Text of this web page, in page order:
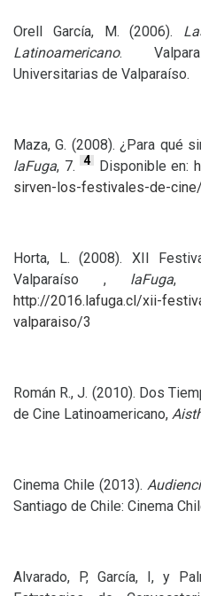
Orell García, M. (2006).
Latinoamericano.
Universitarias de Valparaíso.
Maza, G. (2008). ¿Para qué
laFuga, 7. 4 Disponible en:
sirven-los-festivales-de-
Horta, L. (2008). XII
Valparaíso , laFuga,
http://2016.lafuga.cl/xii-
valparaiso/3
Román R., J. (2010). Dos
de Cine Latinoamericano,
Cinema Chile (2013).
Santiago de Chile: Cinema
Alvarado, P, García, I, y